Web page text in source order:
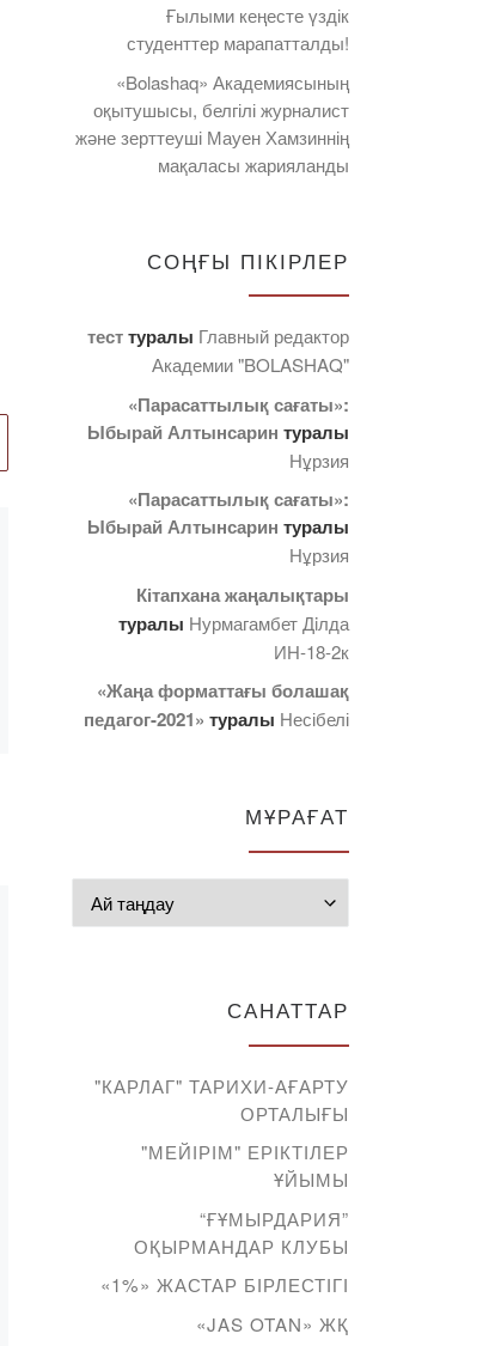
Published
Кітапхананың
жаңа өнімдері:
Қазақстан
тарихы бойынша
басылымдар
«Bolashaq» кітапханасы
Сіздерді қордың жаңа
өнімдерімен
таныстыруды
жалғастыруда. Сіздердің
бойынша
басылымдарды
ұсынамыз. Әдебиет
қазақ және орыс
Ғылыми кеңесте үздік
студенттер марапатталды!
«Bolashaq» Академиясының
оқытушысы, белгілі журналист
және зерттеуші Мауен Хамзиннің
мақаласы жарияланды
СОҢҒЫ ПІКІРЛЕР
тесттуралы Главный редактор
Академии "BOLASHAQ"
«Парасаттылық сағаты»:
Ыбырай Алтынсарин туралы
Нұрзия
«Парасаттылық сағаты»:
Ыбырай Алтынсарин туралы
Нұрзия
Кітапхана жаңалықтары
туралы Нурмагамбет Дiлда
ИН-18-2к
«Жаңа форматтағы болашақ
педагог-2021» туралы Несібелі
МҰРАҒАТ
САНАТТАР
"КАРЛАГ" ТАРИХИ-АҒАРТУ
ОРТАЛЫҒЫ
"МЕЙІРІМ" ЕРІКТІЛЕР
ҰЙЫМЫ
“ҒҰМЫРДАРИЯ”
ОҚЫРМАНДАР КЛУБЫ
«1%» ЖАСТАР БІРЛЕСТІГІ
«JAS OTAN» ЖҚ